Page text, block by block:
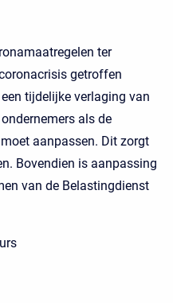
ter
getroffen
tijdelijke verlaging van
als de
aanpassen. Dit zorgt
Bovendien is aanpassing
van de Belastingdienst